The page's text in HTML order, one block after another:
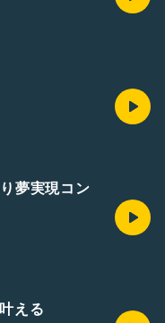
夢実現コン
える